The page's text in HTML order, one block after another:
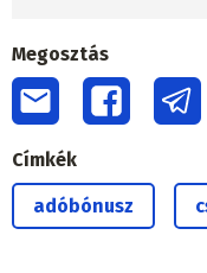
Megosztás
Címkék
adóbónusz